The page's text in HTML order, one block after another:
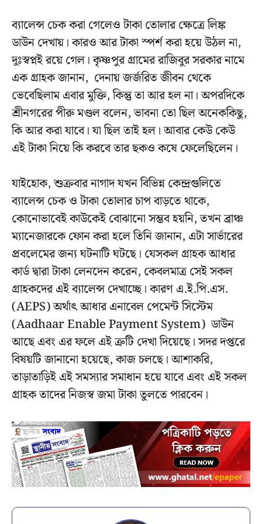
ব্যালেন্স চেক করা গেলেও টাকা তোলার ক্ষেত্রে লিঙ্ক
ডাউন দেখায়। কারও আর টাকা স্পর্শ করা হয়ে উঠল না,
দুঃস্বপ্নই রয়ে গেল। কৃষ্ণপুর গ্রামের রাজিবুর সরকার নামে
এক গ্রাহক জানান, দেনায় জর্জরিত জীবন থেকে
ভেবেছিলাম এবার মুক্তি, কিন্তু তা আর হল না। অপরদিকে
শ্রীনগরের পীরু মণ্ডল বলেন, ভাবনা তো ছিল অনেককিছু,
কি আর করা যাবে। যা ছিল তাই হল। আবার কেউ কেউ
এই টাকা নিয়ে কি করবে তার ছকও কষে ফেলেছিলেন।
যাইহোক, শুক্রবার নাগাদ যখন বিভিন্ন কেন্দ্রগুলিতে
ব্যালেন্স চেক ও টাকা তোলার চাপ বাড়তে থাকে,
কোনোভাবেই কাউকেই বোঝানো সম্ভব হয়নি, তখন ব্রাঞ্চ
ম্যানেজারকে ফোন করা হলে তিনি জানান, এটা সার্ভারের
প্রবলেমের জন্য ঘটনাটি ঘটছে। যেসকল গ্রাহক আধার
কার্ড দ্বারা টাকা লেনদেন করেন, কেবলমাত্র সেই সকল
গ্রাহকদের এই ব্যালেন্স দেখাচ্ছে। কারণ এ.ই.পি.এস.
(AEPS) অর্থাৎ আধার এনাবেল পেমেন্ট সিস্টেম
(Aadhaar Enable Payment System) ডাউন
আছে এবং এর ফলে এই ত্রুটি দেখা দিয়েছে। সদর দপ্তরে
বিষয়টি জানানো হয়েছে, কাজ চলছে। আশাকরি,
তাড়াতাড়িই এই সমস্যার সমাধান হয়ে যাবে এবং এই সকল
গ্রাহক তাদের নিজস্ব জমা টাকা তুলতে পারবেন।